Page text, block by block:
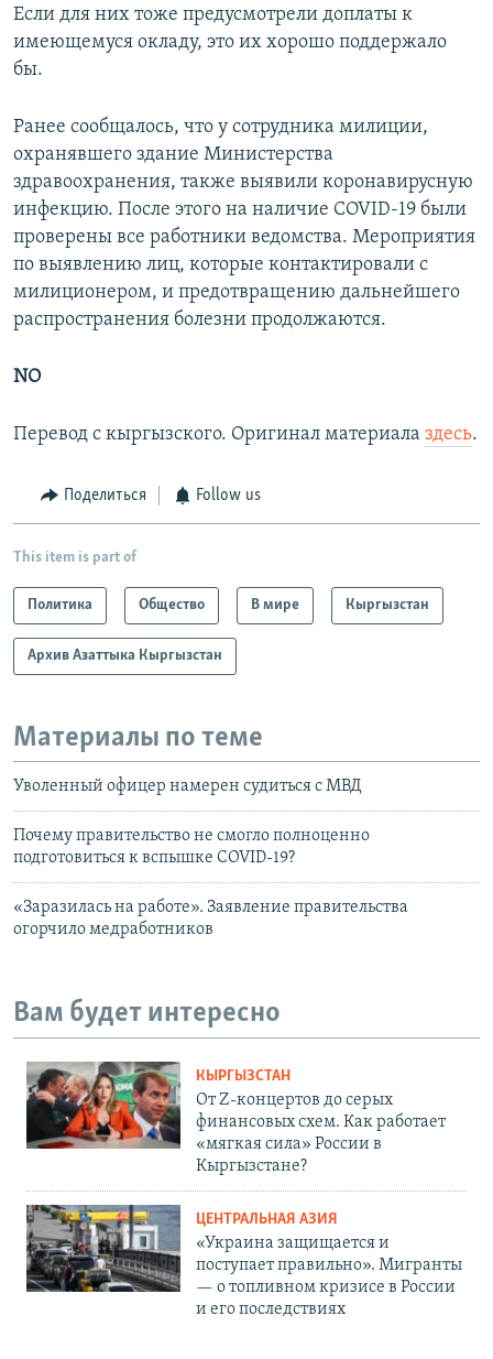
Если для них тоже предусмотрели доплаты к
имеющемуся окладу, это их хорошо поддержало
бы.
Ранее сообщалось, что у сотрудника милиции,
охранявшего здание Министерства
здравоохранения, также выявили коронавирусную
инфекцию. После этого на наличие COVID-19 были
проверены все работники ведомства. Мероприятия
по выявлению лиц, которые контактировали с
милиционером, и предотвращению дальнейшего
распространения болезни продолжаются.
NO
Перевод с кыргызского. Оригинал материала здесь.
Поделиться Follow us
This item is part of
Политика Общество В мире Кыргызстан
Архив Азаттыка Кыргызстан
Материалы по теме
Уволенный офицер намерен судиться с МВД
Почему правительство не смогло полноценно
подготовиться к вспышке COVID-19?
«Заразилась на работе». Заявление правительства
огорчило медработников
Вам будет интересно
КЫРГЫЗСТАН
От Z-концертов до серых
финансовых схем. Как работает
«мягкая сила» России в
Кыргызстане?
ЦЕНТРАЛЬНАЯ АЗИЯ
«Украина защищается и
поступает правильно». Мигранты
— о топливном кризисе в России
и его последствиях